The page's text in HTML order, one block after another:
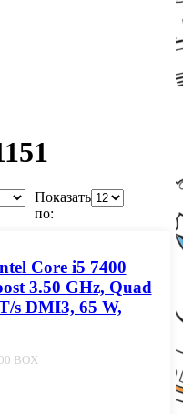
Показать
по:
Core i5 7400
3.50 GHz, Quad
s DMI3, 65 W,
BOX